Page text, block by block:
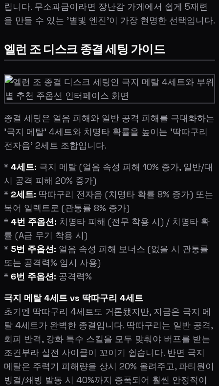
립니다. 무소과금이라면 장난감 가게에서 쉽게 5재련
을 만들 수 있는 '별빛 엔진'이 가장 현명한 선택입니다.
엘런 조 디스크 종결 세팅 가이드
종결 세팅은 얼음 피해와 일반 공격 피해를 극대화하는
'극지 메탈' 4세트와 치명타 확률을 높이는 '딱따구리
전자음' 2세트 조합입니다.
* 4세트: 극지 메탈 (얼음 속성 피해 10% 증가, 일반/대
시 공격 피해 20% 증가)
* 2세트: 딱따구리 전자음 (치명타 확률 8% 증가) 또는
복어 일렉트로 (관통률 8% 증가)
* 4번 주옵션: 치명타 피해 (전무 착용 시) / 치명타 확
률 (A급 무기 착용 시)
* 5번 주옵션: 얼음 속성 피해 보너스 (없을 시 관통률
또는 공격력% 임시 사용)
* 6번 주옵션: 공격력%
극지 메탈 4세트 vs 딱따구리 4세트
초기엔 딱따구리 4세트도 거론됐지만, 지금은 극지 메
탈 4세트가 완벽한 종결입니다. 딱따구리는 일반 공격,
회피 반격, 강화 특수 스킬을 모두 맞춰야 버프를 받는
조건부라 실전 사이클이 꼬이기 쉽습니다. 반면 극지
메탈은 주력기 피해량을 상시 20% 올려주고, 파티원이
빙결/쇄빙 발동 시 40%까지 증폭되어 훨씬 안정적이